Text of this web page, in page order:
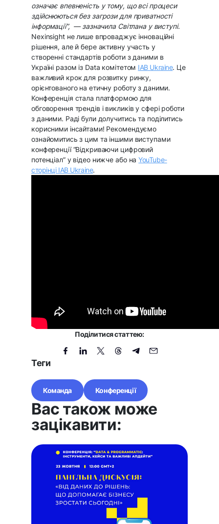
означає впевненість у тому, що всі процеси
здійснюються без загрози для приватності
інформації”, — зазначила Світлана у виступі.
Nexinsight не лише впроваджує інноваційні
рішення, але й бере активну участь у
створенні стандартів роботи з даними в
Україні разом із Data комітетом IAB Ukraine. Це
важливий крок для розвитку ринку,
орієнтованого на етичну роботу з даними.
Конференція стала платформою для
обговорення трендів і викликів у сфері роботи
з даними. Раді були долучитись та поділитись
корисними інсайтами! Рекомендуємо
ознайомитись з цим та іншими виступами
конференції “Відкриваючи цифровий
потенціал” у відео нижче або наYouTube-
сторінці IAB Ukraine.
Поділитися статтею:
Теги
Команда Конференції
Вас також може
зацікавити: